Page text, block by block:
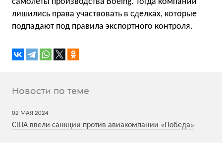
лишились права участвовать в сделках, которые
подпадают под правила экспортного контроля.
Новости по теме
02 МАЯ 2024
США ввели санкции против авиакомпании «Победа»